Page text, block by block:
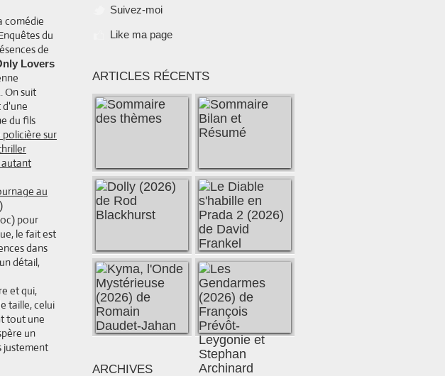
comédie
du
de
Lovers
On suit
d'une
du fils
policière sur
autant
au
pour
le fait est
dans
détail,
et qui,
taille, celui
tout une
un
justement
Suivez-moi
Like ma page
ARTICLES RÉCENTS
ARCHIVES